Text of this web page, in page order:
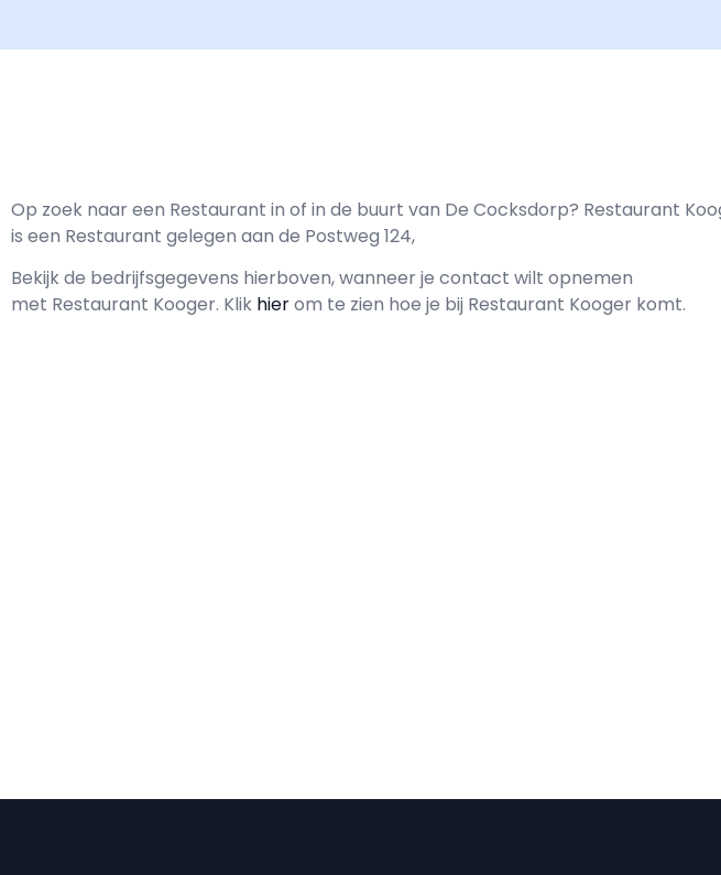
Op zoek naar een Restaurant in of in de buurt van De Cocksdorp? Restaurant
is een Restaurant gelegen aan de Postweg 124,
Bekijk de bedrijfsgegevens hierboven, wanneer je contact wilt opnemen
met Restaurant Kooger. Klik hierom te zien hoe je bij Restaurant Kooger komt.